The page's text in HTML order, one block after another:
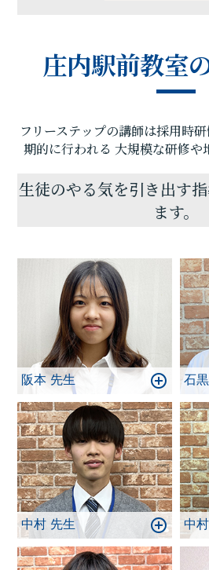
実現」のお手伝いをさせてい
す。一人ひとりに合わせたテス
ムを設定し、毎回の授業で理解
を進めていますので、計画的に
とが可能です。
サポートします。
苦手分野の克服、受験指導、学
学習計画などでご相談・ご要望
し、効率のよい学習を行うこ
ます!一緒に頑張りましょう！
庄内駅前教室
フリーステップの講師は採用時
期的に行われる 大規模な研修や
生徒のやる気を引き出す
ます。
阪本 先生 石
中村 先生 中